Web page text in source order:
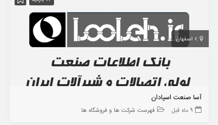
اصفهان
آسا صنعت اسپادان
9 ماه قبل فهرست شرکت ها و فروشگاه ها